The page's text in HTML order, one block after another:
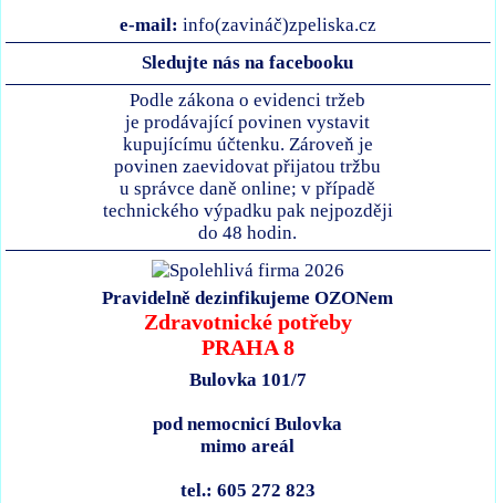
e-mail: info(zavináč)zpeliska.cz
Sledujte nás na facebooku
Podle zákona o evidenci tržeb
je prodávající povinen vystavit
kupujícímu účtenku. Zároveň je
povinen zaevidovat přijatou tržbu
u správce daně online; v případě
technického výpadku pak nejpozději
do 48 hodin.
Pravidelně dezinfikujeme OZONem
Zdravotnické potřeby
PRAHA 8
Bulovka 101/7
pod nemocnicí Bulovka
mimo areál
tel.: 605 272 823